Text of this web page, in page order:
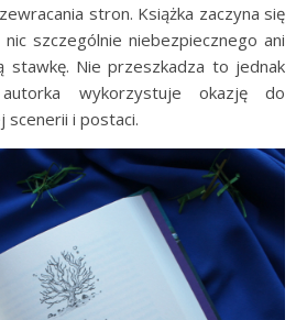
stron. Książka zaczyna się
szczególnie niebezpiecznego ani
stawkę. Nie przeszkadza to jednak
wykorzystuje okazję do
scenerii i postaci.